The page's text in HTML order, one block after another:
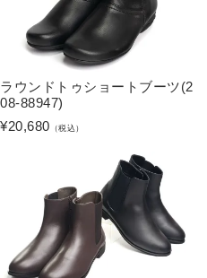
ラウンドトゥショートブーツ(2
08-88947)
¥20,680 （税込）